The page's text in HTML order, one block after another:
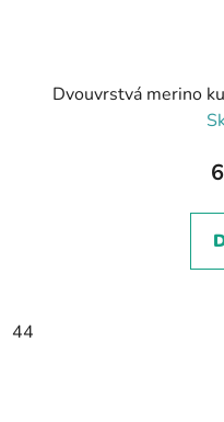
Dvouvrstvá merino
44